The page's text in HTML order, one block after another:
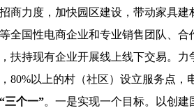
商力度，加快园区建设，带动家具
全国性电商企业和专业销售团队、
扶持现有企业开展线上线下交易。力
80%以上的村（社区）设立服务点
三个一”。一是实现一个目标。
以创建